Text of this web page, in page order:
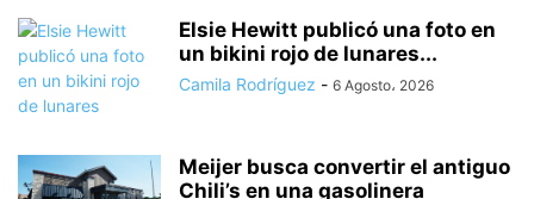
Elsie Hewitt publicó una foto en
un bikini rojo de lunares...
Camila Rodríguez - 6 Agosto، 2026
Meijer busca convertir el antiguo
Chili’s en una gasolinera